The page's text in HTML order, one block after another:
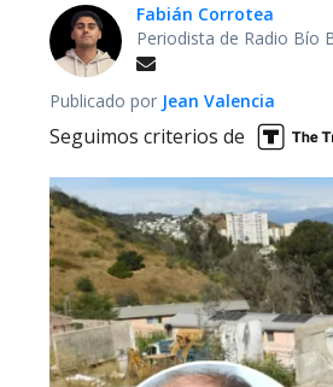
Fabián Corrotea
Periodista de Radio Bío
Publicado por Jean Valencia
Seguimos criterios de